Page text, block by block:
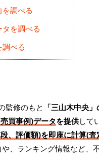
調べる
を調べる
べる
監修のもと 「三山木中央
買事例)データを提供して
、評価額)を即座に計算(査
、ランキング情報など、